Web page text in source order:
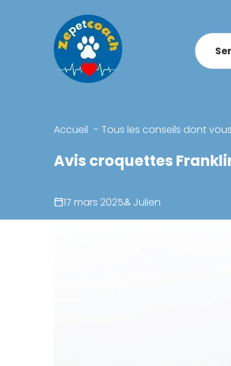
Accueil Tous les conseils dont
Avis croquettes
17 mars 2025 Julien